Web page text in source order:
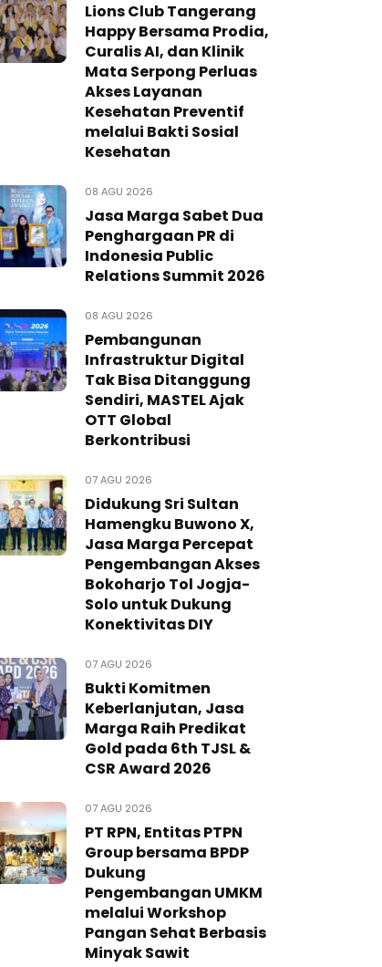
Lions Club Tangerang
Happy Bersama Prodia,
Curalis AI, dan Klinik
Mata Serpong Perluas
Akses Layanan
Kesehatan Preventif
melalui Bakti Sosial
Kesehatan
08 AGU 2026
Jasa Marga Sabet Dua
Penghargaan PR di
Indonesia Public
Relations Summit 2026
08 AGU 2026
Pembangunan
Infrastruktur Digital
Tak Bisa Ditanggung
Sendiri, MASTEL Ajak
OTT Global
Berkontribusi
07 AGU 2026
Didukung Sri Sultan
Hamengku Buwono X,
Jasa Marga Percepat
Pengembangan Akses
Bokoharjo Tol Jogja-
Solo untuk Dukung
Konektivitas DIY
07 AGU 2026
Bukti Komitmen
Keberlanjutan, Jasa
Marga Raih Predikat
Gold pada 6th TJSL &
CSR Award 2026
07 AGU 2026
PT RPN, Entitas PTPN
Group bersama BPDP
Dukung
Pengembangan UMKM
melalui Workshop
Pangan Sehat Berbasis
Minyak Sawit